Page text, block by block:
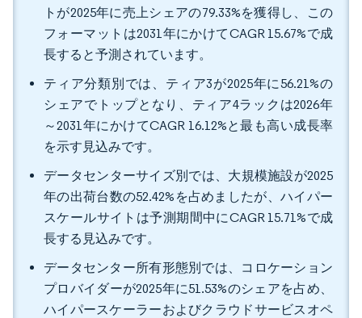
トが2025年に売上シェアの79.33%を獲得し、この
フォーマットは2031年にかけてCAGR 15.67%で成
長すると予測されています。
ティア分類別では、ティア3が2025年に56.21%の
シェアでトップとなり、ティア4ラックは2026年
～2031年にかけてCAGR 16.12%と最も高い成長率
を示す見込みです。
データセンターサイズ別では、大規模施設が2025
年の出荷台数の52.42%を占めましたが、ハイパー
スケールサイトは予測期間中にCAGR 15.71%で成
長する見込みです。
データセンター所有形態別では、コロケーション
プロバイダーが2025年に51.53%のシェアを占め、
ハイパースケーラーおよびクラウドサービスオペ